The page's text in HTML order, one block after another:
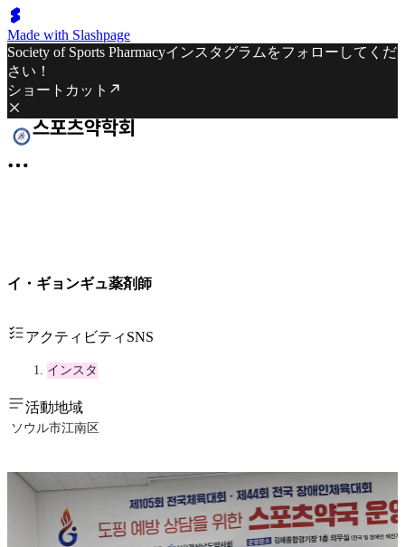
Made with Slashpage
Society of Sports Pharmacyインスタグラムをフォローしてくだ
さい！
ショートカット
イ・ギョンギュ薬剤師
アクティビティSNS
インスタ
活動地域
ソウル市江南区